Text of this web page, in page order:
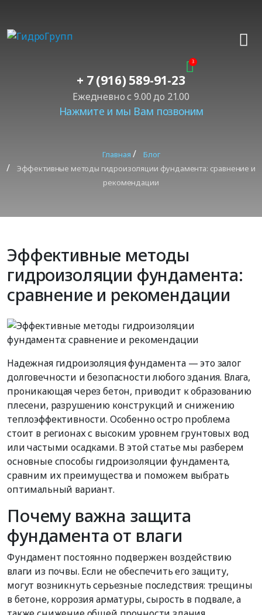
+ 7 (916) 589-91-23
Ежедневно с 9.00 до 21.00
Нажмите и мы Вам позвоним
Главная
Блог
Эффективные методы гидроизоляции фундамента: сравнение и
рекомендации
Эффективные методы
гидроизоляции фундамента:
сравнение и рекомендации
Надежная гидроизоляция фундамента — это залог
долговечности и безопасности любого здания. Влага,
проникающая через бетон, приводит к образованию
плесени, разрушению конструкций и снижению
теплоэффективности. Особенно остро проблема
стоит в регионах с высоким уровнем грунтовых вод
или частыми осадками. В этой статье мы разберем
основные способы гидроизоляции фундамента,
сравним их преимущества и поможем выбрать
оптимальный вариант.
Почему важна защита
фундамента от влаги
Фундамент постоянно подвержен воздействию
влаги из почвы. Если не обеспечить его защиту,
могут возникнуть серьезные последствия: трещины
в бетоне, коррозия арматуры, сырость в подвале, а